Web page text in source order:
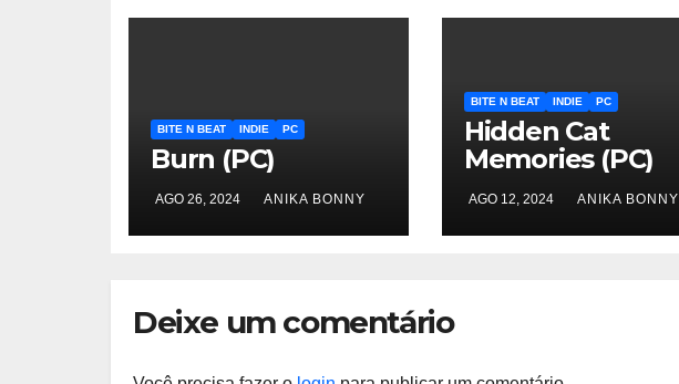
BITE N BEAT INDIE PC
Burn (PC)
AGO 26, 2024 ANIKA BONNY
BITE N BEAT INDIE PC
Hidden Cat
Memories (PC)
AGO 12, 2024 ANIKA BONNY
Deixe um comentário